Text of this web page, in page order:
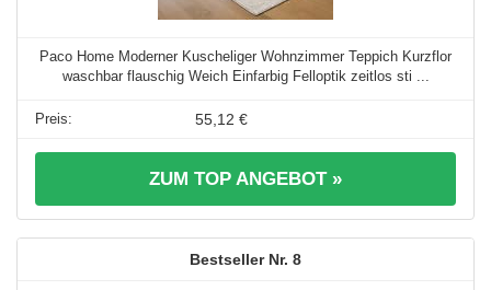
Paco Home Moderner Kuscheliger Wohnzimmer Teppich Kurzflor
waschbar flauschig Weich Einfarbig Felloptik zeitlos sti ...
55,12 €
ZUM TOP ANGEBOT »
8